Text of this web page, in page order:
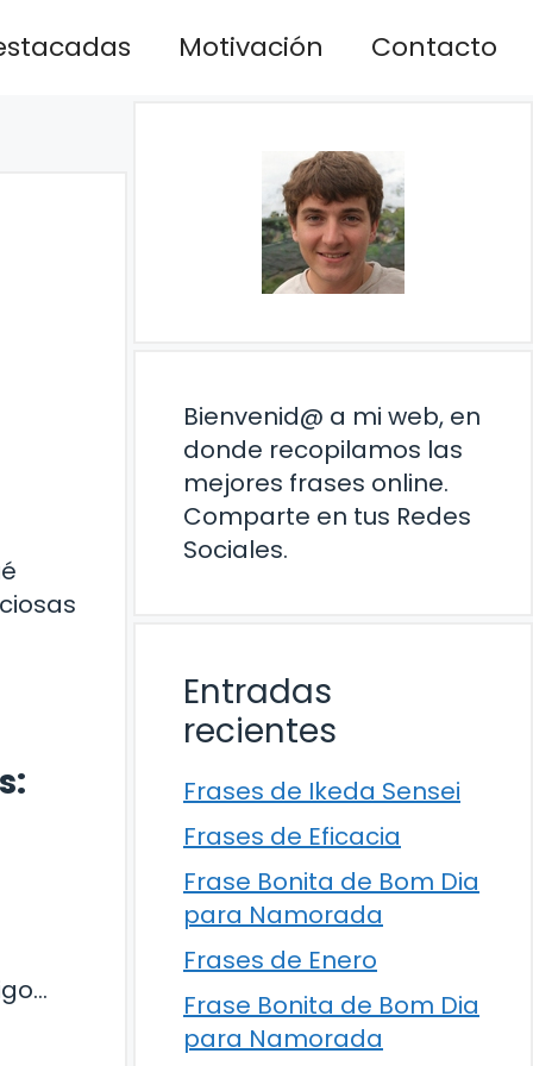
Motivación Contacto
Bienvenid@ a mi web, en
donde recopilamos las
mejores frases online.
Comparte en tus Redes
Sociales.
Entradas
recientes
Frases de Ikeda Sensei
Frases de Eficacia
Frase Bonita de Bom Dia
para Namorada
Frases de Enero
Frase Bonita de Bom Dia
para Namorada